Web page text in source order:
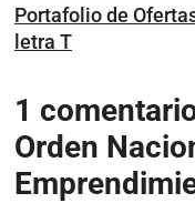
Portafolio de
letra T
1
Orden